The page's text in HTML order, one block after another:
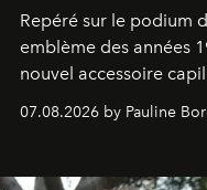
Repéré sur le podium
emblème des années
nouvel accessoire
s'arrachent déjà.
07.08.2026 by Pauline